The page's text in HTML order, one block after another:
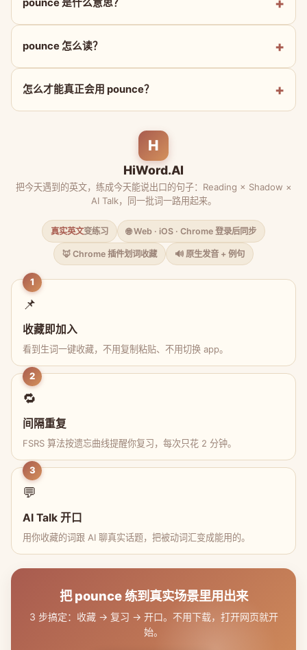
pounce 怎么读？
怎么才能真正会用 pounce？
H
HiWord.AI
把今天遇到的英文，练成今天能说出口的句子：Reading × Shadow ×
AI Talk，同一批词一路用起来。
真实英文变练习 🌐 Web · iOS · Chrome 登录后同步
🦊 Chrome 插件划词收藏 🔊 原生发音 + 例句
1
📌
收藏即加入
看到生词一键收藏，不用复制粘贴、不用切换 app。
2
🔁
间隔重复
FSRS 算法按遗忘曲线提醒你复习，每次只花 2 分钟。
3
💬
AI Talk 开口
用你收藏的词跟 AI 聊真实话题，把被动词汇变成能用的。
把 pounce 练到真实场景里用出来
3 步搞定：收藏 → 复习 → 开口。不用下载，打开网页就开
始。